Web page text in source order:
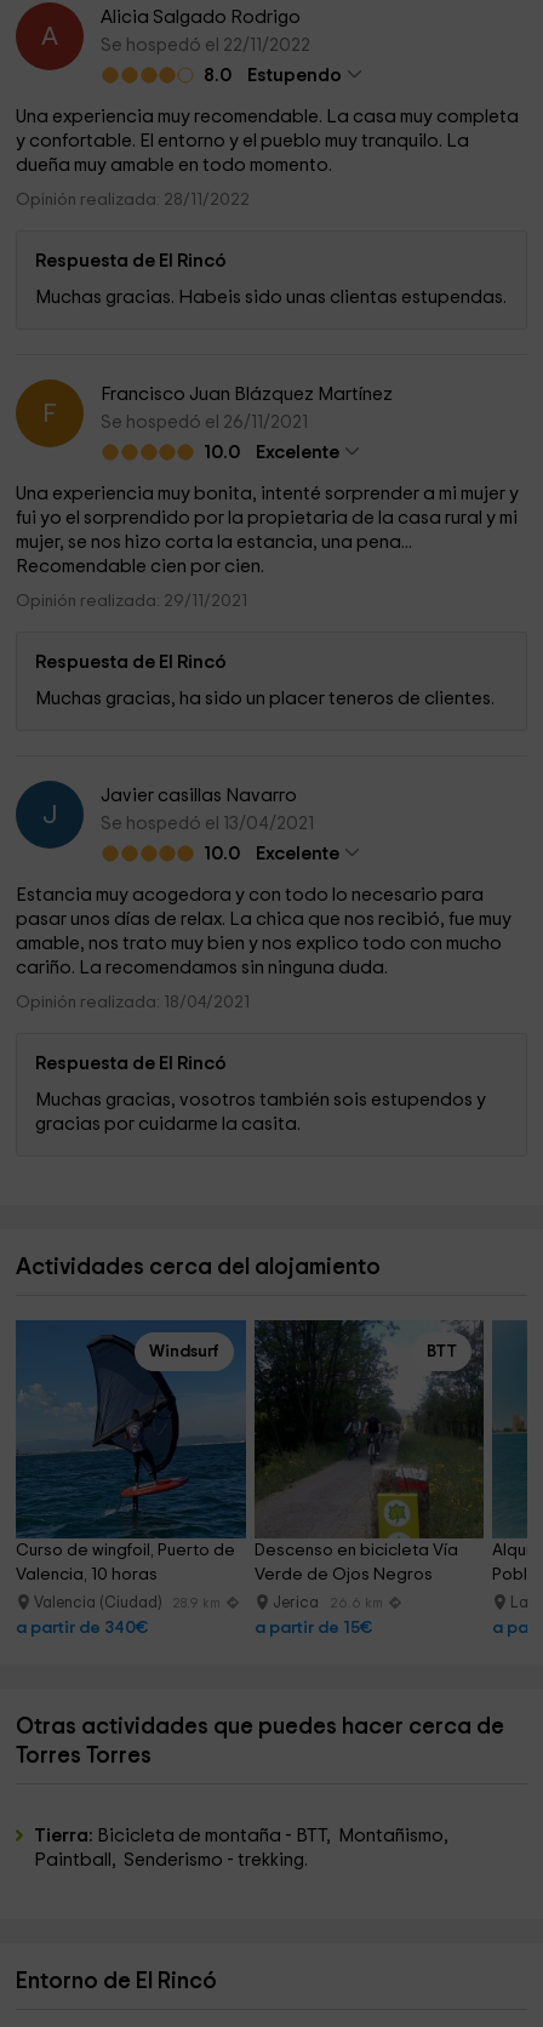
A
Alicia Salgado Rodrigo
Se hospedó el 22/11/2022
8.0
Estupendo
Una experiencia muy recomendable. La casa muy completa
y confortable. El entorno y el pueblo muy tranquilo. La
dueña muy amable en todo momento.
Opinión realizada: 28/11/2022
Respuesta de El Rincó
Muchas gracias. Habeis sido unas clientas estupendas.
F
Francisco Juan Blázquez Martínez
Se hospedó el 26/11/2021
10.0
Excelente
Una experiencia muy bonita, intenté sorprender a mi mujer y
fui yo el sorprendido por la propietaria de la casa rural y mi
mujer, se nos hizo corta la estancia, una pena...
Recomendable cien por cien.
Opinión realizada: 29/11/2021
Respuesta de El Rincó
Muchas gracias, ha sido un placer teneros de clientes.
J
Javier casillas Navarro
Se hospedó el 13/04/2021
10.0
Excelente
Estancia muy acogedora y con todo lo necesario para
pasar unos días de relax. La chica que nos recibió, fue muy
amable, nos trato muy bien y nos explico todo con mucho
cariño. La recomendamos sin ninguna duda.
Opinión realizada: 18/04/2021
Respuesta de El Rincó
Muchas gracias, vosotros también sois estupendos y
gracias por cuidarme la casita.
Actividades cerca del alojamiento
Windsurf
Curso de wingfoil, Puerto de
Valencia, 10 horas
Valencia (Ciudad) 28.9 km
a partir de 340€
BTT
Descenso en bicicleta Vía
Verde de Ojos Negros
Jerica 26.6 km
a partir de 15€
Pobla
La
a
Otras actividades que puedes hacer cerca de
Torres Torres
Tierra: Bicicleta de montaña - BTT, Montañismo,
Paintball, Senderismo - trekking.
Entorno de El Rincó